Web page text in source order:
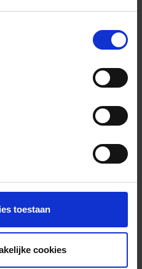
toestaan
cookies